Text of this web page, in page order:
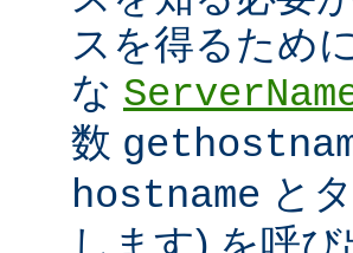
スを得るため
な
数
hostname と